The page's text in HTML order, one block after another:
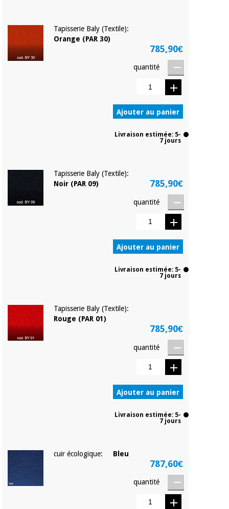
Tapisserie Baly (Textile):
Orange (PAR 30)
785,90€
quantité
Ajouter au panier
Livraison estimée: 5-
7 jours
Tapisserie Baly (Textile):
Noir (PAR 09)
785,90€
quantité
Ajouter au panier
Livraison estimée: 5-
7 jours
Tapisserie Baly (Textile):
Rouge (PAR 01)
785,90€
quantité
Ajouter au panier
Livraison estimée: 5-
7 jours
cuir écologique: Bleu
787,60€
quantité